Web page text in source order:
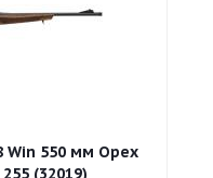
Win 550 мм Орех
шаг нарезов 255 (32019)